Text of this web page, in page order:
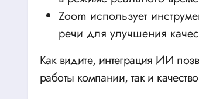
Zoom использует
речи для улучшения
Как видите, интеграция ИИ
работы компании, так и